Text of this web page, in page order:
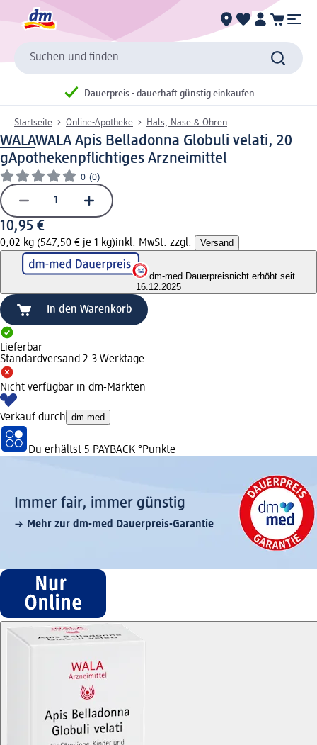
Suchen und finden
Dauerpreis - dauerhaft günstig einkaufen
Startseite Online-Apotheke Hals, Nase & Ohren
WALAWALA Apis Belladonna Globuli velati, 20
gApothekenpflichtiges Arzneimittel
0 (0)
10,95 €
0,02 kg (547,50 € je 1 kg)inkl. MwSt. zzgl. Versand
dm-med Dauerpreisnicht erhöht seit
16.12.2025
In den Warenkorb
Lieferbar
Standardversand 2-3 Werktage
Nicht verfügbar in dm-Märkten
Verkauf durch dm-med
Du erhältst 5 PAYBACK °Punkte
Immer fair,­ immer günstig
Mehr zur dm-med Dauerpreis-Garantie